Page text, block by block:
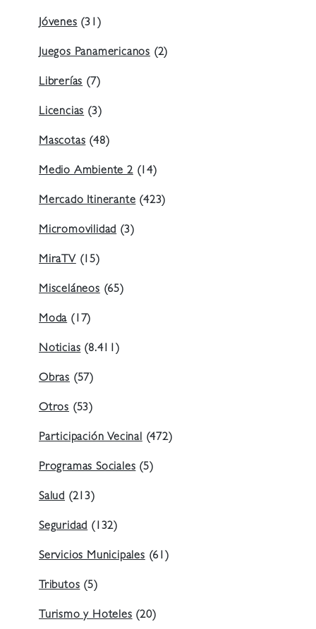
Jóvenes (31)
Juegos Panamericanos (2)
Librerías (7)
Licencias (3)
Mascotas (48)
Medio Ambiente 2(14)
Mercado Itinerante (423)
Micromovilidad (3)
MiraTV (15)
Misceláneos (65)
Moda (17)
Noticias (8.411)
Obras (57)
Otros (53)
Participación Vecinal (472)
Programas Sociales (5)
Salud (213)
Seguridad (132)
Servicios Municipales (61)
Tributos (5)
Turismo y Hoteles (20)